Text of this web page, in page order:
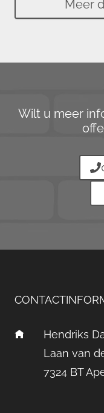
Meer
Wilt u meer
Hendriks
Laan van
7324 BT